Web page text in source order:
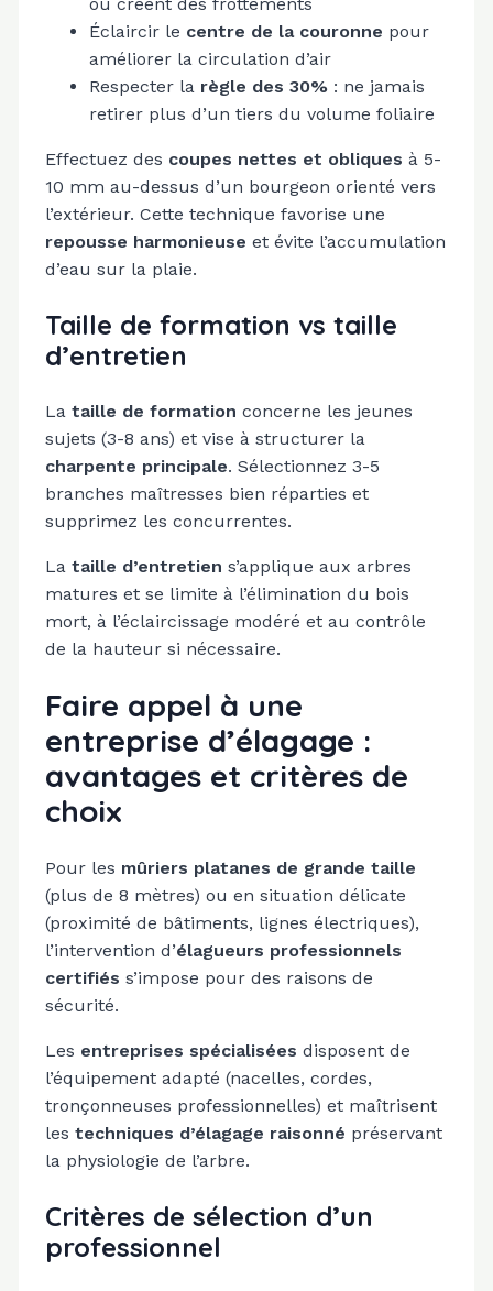
Éclaircir le centre de la couronne pour
améliorer la circulation d’air
Respecter la règle des 30%: ne jamais
retirer plus d’un tiers du volume foliaire
Effectuez des coupes nettes et obliques à 5-
10 mm au-dessus d’un bourgeon orienté vers
l’extérieur. Cette technique favorise une
repousse harmonieuse et évite l’accumulation
d’eau sur la plaie.
Taille de formation vs taille
d’entretien
La taille de formation concerne les jeunes
sujets (3-8 ans) et vise à structurer la
charpente principale. Sélectionnez 3-5
branches maîtresses bien réparties et
supprimez les concurrentes.
La taille d’entretien s’applique aux arbres
matures et se limite à l’élimination du bois
mort, à l’éclaircissage modéré et au contrôle
de la hauteur si nécessaire.
Faire appel à une
entreprise d’élagage :
avantages et critères de
choix
Pour les mûriers platanes de grande taille
(plus de 8 mètres) ou en situation délicate
(proximité de bâtiments, lignes électriques),
l’intervention d’élagueurs professionnels
certifiés s’impose pour des raisons de
sécurité.
Les entreprises spécialisées disposent de
l’équipement adapté (nacelles, cordes,
tronçonneuses professionnelles) et maîtrisent
les techniques d’élagage raisonné préservant
la physiologie de l’arbre.
Critères de sélection d’un
professionnel